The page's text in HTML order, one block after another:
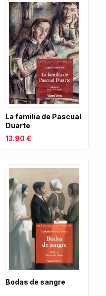
La familia de Pascual
Duarte
13.90 €
Bodas de sangre